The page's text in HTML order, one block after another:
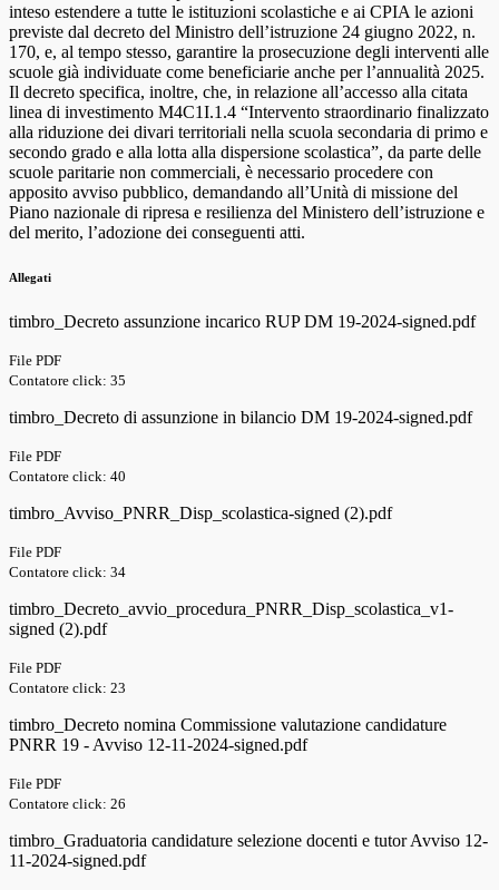
inteso estendere a tutte le istituzioni scolastiche e ai CPIA le azioni
previste dal decreto del Ministro dell’istruzione 24 giugno 2022, n.
170, e, al tempo stesso, garantire la prosecuzione degli interventi alle
scuole già individuate come beneficiarie anche per l’annualità 2025.
Il decreto specifica, inoltre, che, in relazione all’accesso alla citata
linea di investimento M4C1I.1.4 “Intervento straordinario finalizzato
alla riduzione dei divari territoriali nella scuola secondaria di primo e
secondo grado e alla lotta alla dispersione scolastica”, da parte delle
scuole paritarie non commerciali, è necessario procedere con
apposito avviso pubblico, demandando all’Unità di missione del
Piano nazionale di ripresa e resilienza del Ministero dell’istruzione e
del merito, l’adozione dei conseguenti atti.
Allegati
timbro_Decreto assunzione incarico RUP DM 19-2024-signed.pdf
File PDF
Contatore click: 35
timbro_Decreto di assunzione in bilancio DM 19-2024-signed.pdf
File PDF
Contatore click: 40
timbro_Avviso_PNRR_Disp_scolastica-signed (2).pdf
File PDF
Contatore click: 34
timbro_Decreto_avvio_procedura_PNRR_Disp_scolastica_v1-
signed (2).pdf
File PDF
Contatore click: 23
timbro_Decreto nomina Commissione valutazione candidature
PNRR 19 - Avviso 12-11-2024-signed.pdf
File PDF
Contatore click: 26
timbro_Graduatoria candidature selezione docenti e tutor Avviso 12-
11-2024-signed.pdf